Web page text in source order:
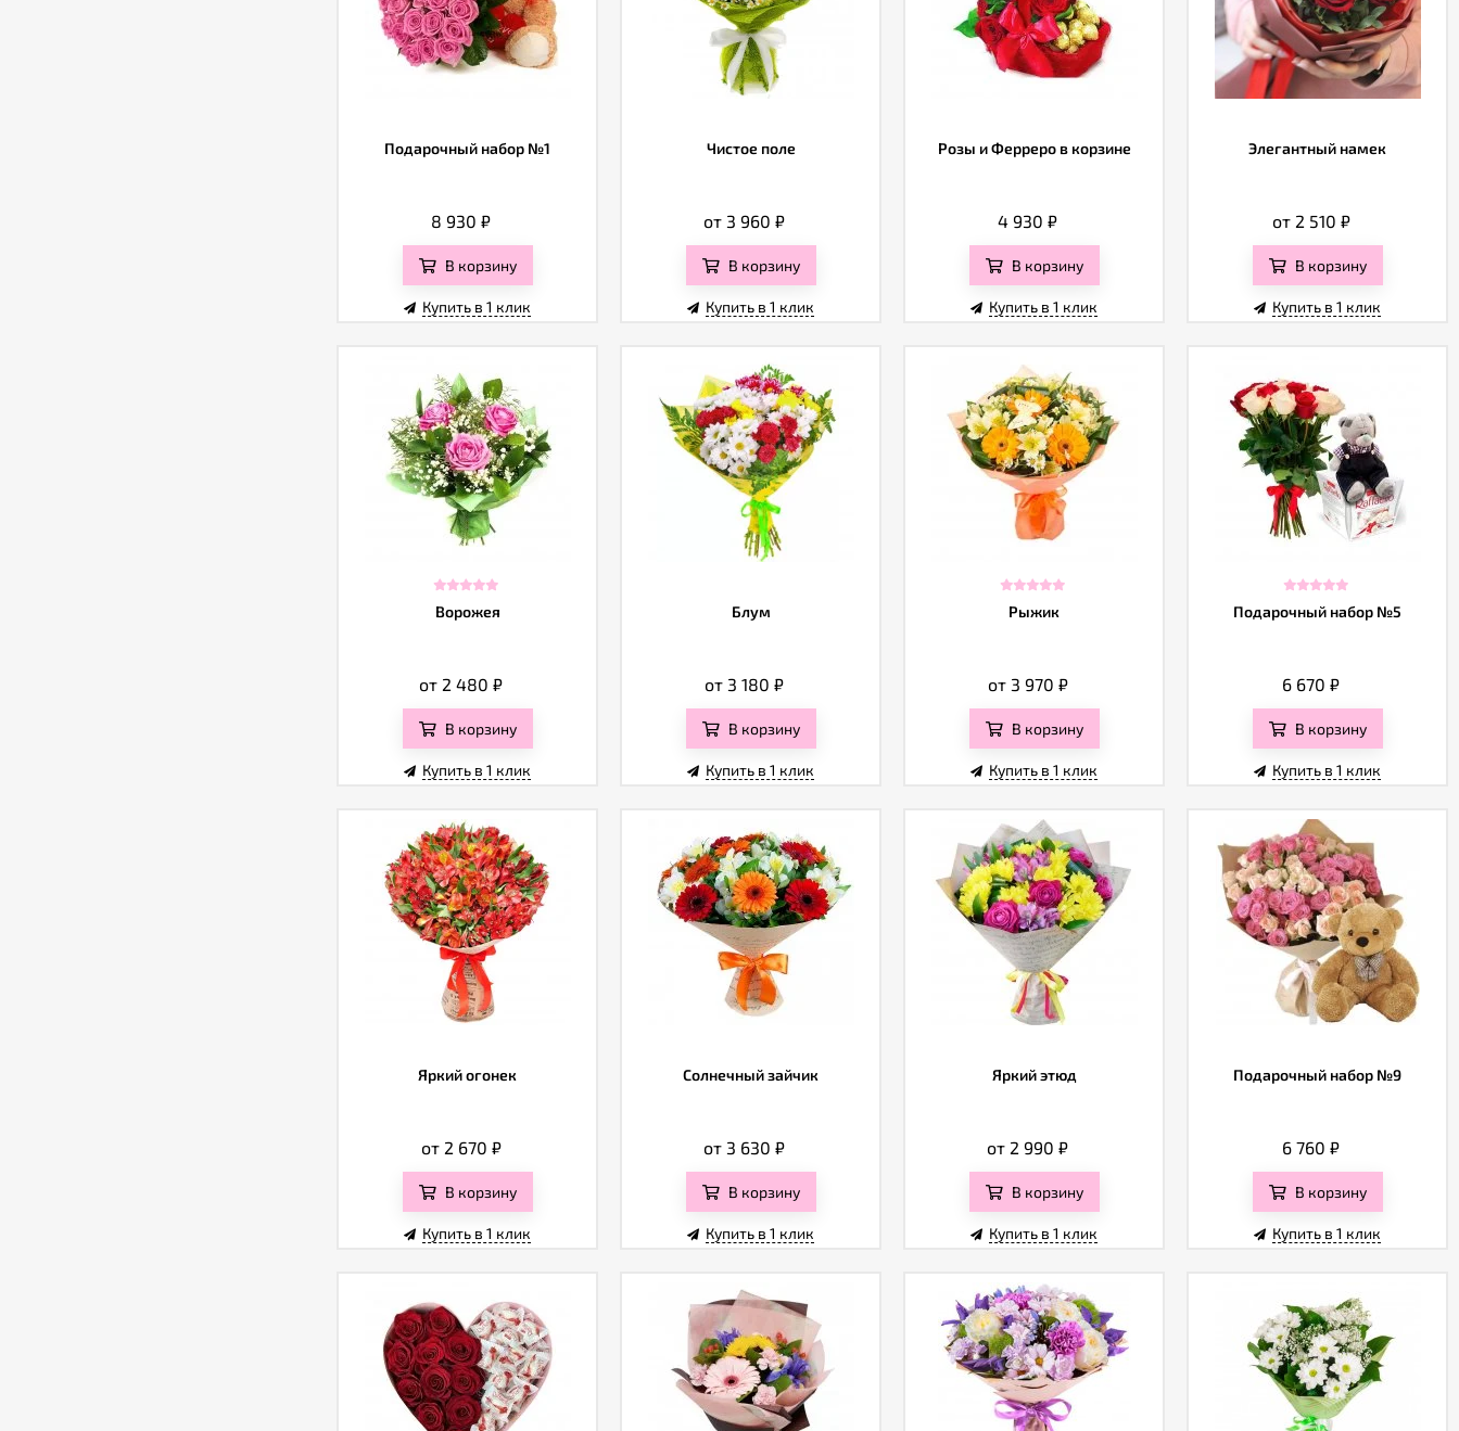
Подарочный набор №1
8 930 ₽
В корзину
Купить в 1 клик
Чистое поле
от 3 960 ₽
В корзину
Купить в 1 клик
Розы и Ферреро в корзине
4 930 ₽
В корзину
Купить в 1 клик
Элегантный намек
от 2 510 ₽
В корзину
Купить в 1 клик
Ворожея
от 2 480 ₽
В корзину
Купить в 1 клик
Блум
от 3 180 ₽
В корзину
Купить в 1 клик
Рыжик
от 3 970 ₽
В корзину
Купить в 1 клик
Подарочный набор №5
6 670 ₽
В корзину
Купить в 1 клик
Яркий огонек
от 2 670 ₽
В корзину
Купить в 1 клик
Солнечный зайчик
от 3 630 ₽
В корзину
Купить в 1 клик
Яркий этюд
от 2 990 ₽
В корзину
Купить в 1 клик
Подарочный набор №9
6 760 ₽
В корзину
Купить в 1 клик